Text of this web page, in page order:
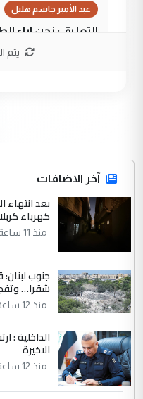
عبد الأمير جاسم هليل
التعليق : نحن اباء
نتشرف بلقاء السيد
التعليق : قرار
للوزاره ولا
الاستماع للمدير
الموضوع :
وزير
العام في بغداد
سردار
التعليق : واحد من
جنسية الرافد
الموضوع :
الجواهري
مضجعيك يابن الزنا
يتم
آخر الاضافات
بعد انتهاء
كهرباء
منذ 11 ساعة
جنوب
شقرا…
منذ 12 ساعة
الداخلية :
الاخيرة
منذ 12 ساعة